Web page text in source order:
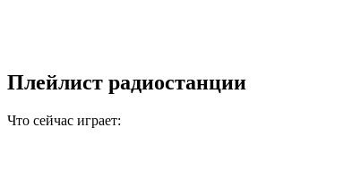
Плейлист радиостанции
Что сейчас играет: